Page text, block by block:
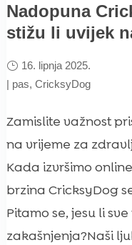
Nadopuna
stižu li uvijek
16. lipnja 2025.
| pas, CricksyDog
Zamislite važnost
na vrijeme za
Kada izvršimo
brzina CricksyDog
Pitamo se, jesu li
zakašnjenja?Naši